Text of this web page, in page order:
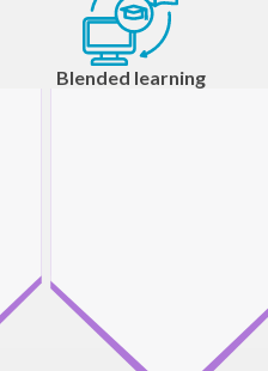
Blended learning